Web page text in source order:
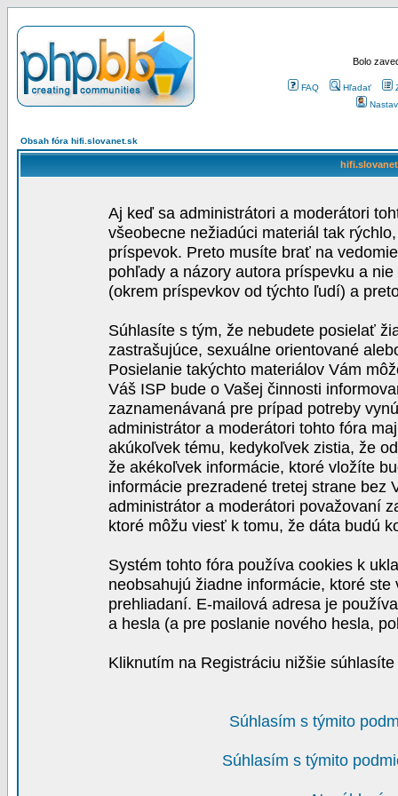
Bolo
FAQ Hľadať
Obsah fóra hifi.slovanet.sk
Aj keď sa administrátori a moderátori
všeobecne nežiadúci materiál tak
príspevok. Preto musíte brať na
pohľady a názory autora príspevku a
(okrem príspevkov od týchto ľudí) a
Súhlasíte s tým, že nebudete posielať
zastrašujúce, sexuálne orientované
Posielanie takýchto materiálov Vám
Váš ISP bude o Vašej činnosti
zaznamenávaná pre prípad potreby
administrátor a moderátori tohto fóra
akúkoľvek tému, kedykoľvek zistia, že
že akékoľvek informácie, ktoré vložíte
informácie prezradené tretej strane bez
administrátor a moderátori považovaní
ktoré môžu viesť k tomu, že dáta budú
Systém tohto fóra používa cookies k
neobsahujú žiadne informácie, ktoré
prehliadaní. E-mailová adresa je
a hesla (a pre poslanie nového hesla,
Kliknutím na Registráciu nižšie
Súhlasím s týmito
Súhlasím s týmito